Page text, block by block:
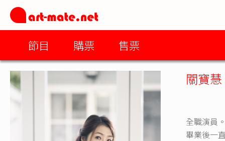
節目 購票 售票
關寶慧
全職演員
畢業後一